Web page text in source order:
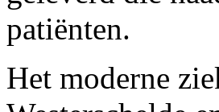
patiënten.
Het moderne